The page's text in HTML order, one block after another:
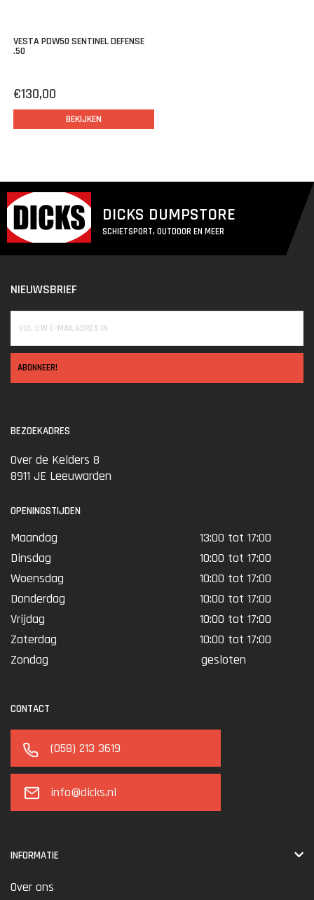
VESTA PDW50 SENTINEL DEFENSE
.50
€130,00
BEKIJKEN
DICKS DUMPSTORE
SCHIETSPORT, OUTDOOR EN MEER
NIEUWSBRIEF
ABONNEER!
BEZOEKADRES
Over de Kelders 8
8911 JE Leeuwarden
OPENINGSTIJDEN
Maandag
13:00 tot 17:00
Dinsdag
10:00 tot 17:00
Woensdag
10:00 tot 17:00
Donderdag
10:00 tot 17:00
Vrijdag
10:00 tot 17:00
Zaterdag
10:00 tot 17:00
Zondag
gesloten
CONTACT
(058) 213 3619
info@dicks.nl
INFORMATIE
Over ons